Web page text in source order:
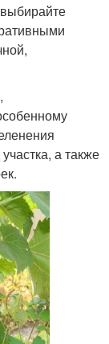
а также